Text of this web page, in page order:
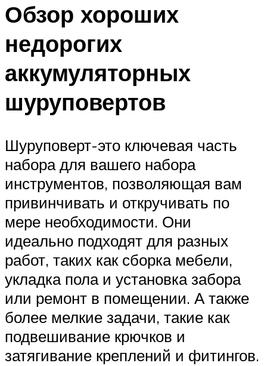
Обзор хороших
недорогих
аккумуляторных
шуруповертов
Шуруповерт-это ключевая часть
набора для вашего набора
инструментов, позволяющая вам
привинчивать и откручивать по
мере необходимости. Они
идеально подходят для разных
работ, таких как сборка мебели,
укладка пола и установка забора
или ремонт в помещении. А также
более мелкие задачи, такие как
подвешивание крючков и
затягивание креплений и фитингов.